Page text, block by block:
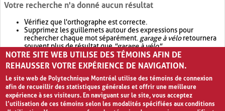
Votre recherche n'a donné aucun résultat
Vérifiez que l'orthographe est correcte.
Supprimez les guillemets autour des expressions pour
rechercher chaque mot séparément. garage à véloretournera
souvent plus de résultat que"garage à vélo".
Envisagez d'élargir votre recherche avec OR.garage OR vélo
retournera souvent plus de résultat quegarage à vélo
NOTRE SITE WEB UTILISE DES TÉMOINS AFIN DE
REHAUSSER VOTRE EXPÉRIENCE DE NAVIGATION.
Le site web de Polytechnique Montréal utilise des témoins de connexion
afin de recueillir des statistiques générales et offrir une meilleure
expérience à ses visiteurs. En naviguant sur le site, vous acceptez
l’utilisation de ces témoins selon les modalités spécifiées aux conditions